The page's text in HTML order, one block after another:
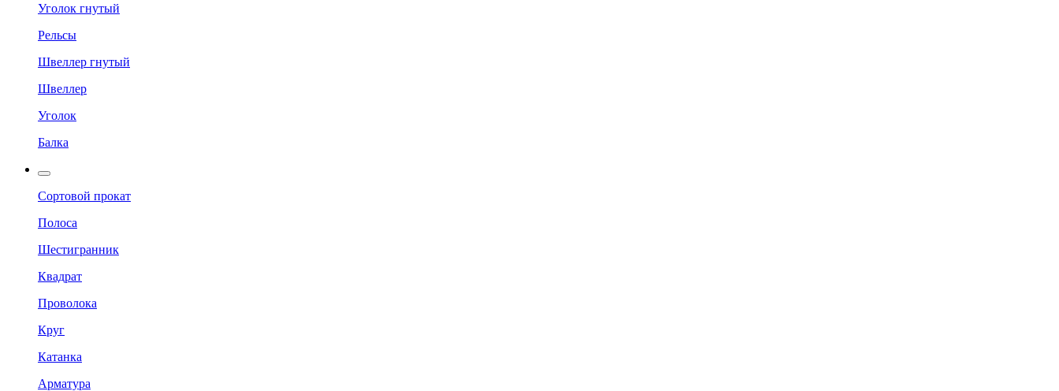
Уголок гнутый
Рельсы
Швеллер гнутый
Швеллер
Уголок
Балка
Сортовой прокат
Полоса
Шестигранник
Квадрат
Проволока
Круг
Катанка
Арматура